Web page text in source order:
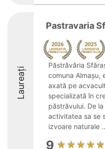
Laureați
Pastravaria
Păstrăvăria
comuna Almașu,
axată pe
specializată în
păstrăvului. De
activitatea sa se
izvoare naturale
9